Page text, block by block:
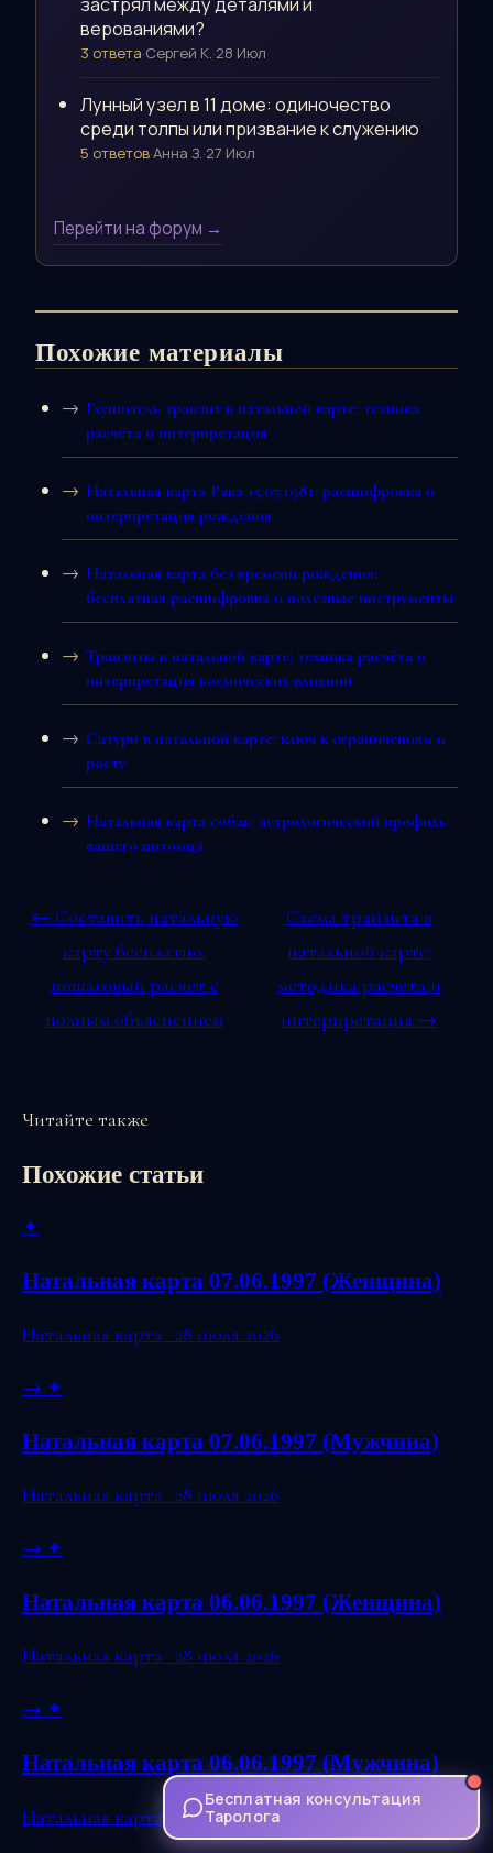
верованиями?
3 ответа·Сергей К.·28 Июл
Лунный узел в 11 доме: одиночество
среди толпы или призвание к служению
5 ответов·Анна З.·27 Июл
Перейти на форум →
Похожие материалы
Глушитель транзит в натальной карте: техника
расчёта и интерпретация
Натальная карта Рака 15.07.1981: расшифровка и
интерпретация рождения
Натальная карта без времени рождения:
бесплатная расшифровка и полезные инструменты
Транзиты в натальной карте: техника расчёта и
интерпретация космических влияний
Сатурн в натальной карте: ключ к ограничениям и
росту
Натальная карта собак: астрологический профиль
вашего питомца
← Составить натальную
карту бесплатно:
пошаговый расчет с
полным объяснением
Схема транзита в
натальной карте:
методика расчёта и
интерпретация →
Читайте также
Похожие статьи
✦
Натальная карта 07.06.1997 (Женщина)
Натальная карта · 28 июля 2026
→ ✦
Натальная карта 07.06.1997 (Мужчина)
Натальная карта · 28 июля 2026
→ ✦
Натальная карта 06.06.1997 (Женщина)
Натальная карта · 28 июля 2026
→ ✦
Натальная карта 06.06.1997 (Мужчина)
Натальная карта · 28 июля 2026
Бесплатная консультация
Таролога